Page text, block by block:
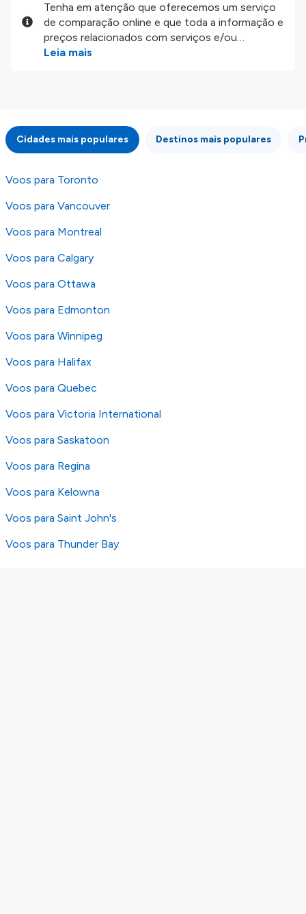
Tenha em atenção que oferecemos um serviço
de comparação online e que toda a informação e
preços relacionados com serviços e/ou
produtos disponíveis no nosso website são
integridade ou pela precisão da informação
publicada, por isso verifique com atenção todas
as condições no website do parceiro antes de
fazer uma reserva. Para mais detalhes verifique
os nossos
Leia mais
Cidades mais populares Destinos mais populares
Voos para Toronto
Voos para Vancouver
Voos para Montreal
Voos para Calgary
Voos para Ottawa
Voos para Edmonton
Voos para Winnipeg
Voos para Halifax
Voos para Quebec
Voos para Victoria International
Voos para Saskatoon
Voos para Regina
Voos para Kelowna
Voos para Saint John's
Voos para Thunder Bay